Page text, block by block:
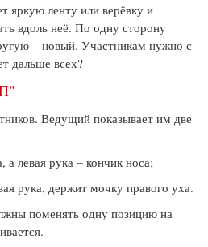
яркую ленту или верёвку и
вдоль неё. По одну сторону
– новый. Участникам нужно с
дальше всех?
Ведущий показывает им две
а левая рука – кончик носа;
рука, держит мочку правого уха.
поменять одну позицию на